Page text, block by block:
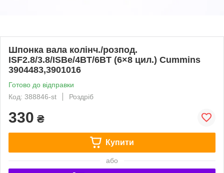
Шпонка вала колінч./розпод.
ISF2.8/3.8/ISBe/4BT/6BT (6×8 цил.) Cummins
3904483,3901016
Готово до відправки
Код: 388846-st
Роздріб
330 ₴
Купити
або